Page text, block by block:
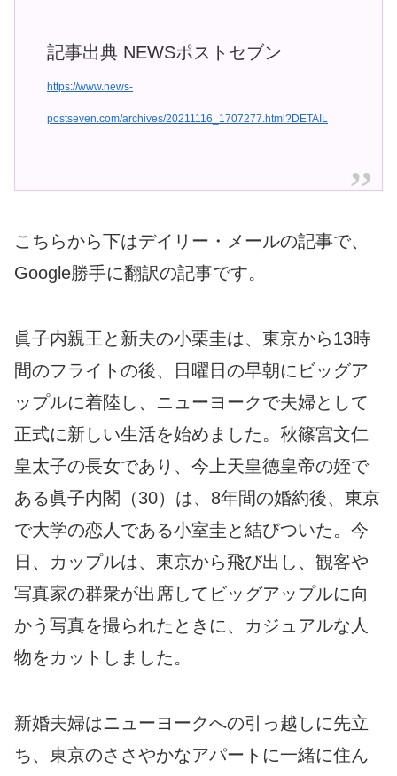
記事出典 NEWSポストセブン
https://www.news-
postseven.com/archives/20211116_1707277.html?DETAIL
こちらから下はデイリー・メールの記事で、
Google勝手に翻訳の記事です。
眞子内親王と新夫の小栗圭は、東京から13時
間のフライトの後、日曜日の早朝にビッグア
ップルに着陸し、ニューヨークで夫婦として
正式に新しい生活を始めました。秋篠宮文仁
皇太子の長女であり、今上天皇徳皇帝の姪で
ある眞子内閣（30）は、8年間の婚約後、東京
で大学の恋人である小室圭と結びついた。今
日、カップルは、東京から飛び出し、観客や
写真家の群衆が出席してビッグアップルに向
かう写真を撮られたときに、カジュアルな人
物をカットしました。
新婚夫婦はニューヨークへの引っ越しに先立
ち、東京のささやかなアパートに一緒に住ん